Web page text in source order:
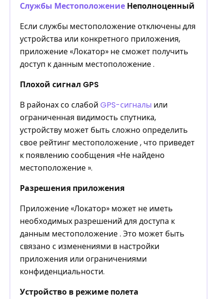
Службы Местоположение Неполноценный
Если службы местоположение отключены для
устройства или конкретного приложения,
приложение «Локатор» не сможет получить
доступ к данным местоположение .
Плохой сигнал GPS
В районах со слабой GPS-сигналы или
ограниченная видимость спутника,
устройству может быть сложно определить
свое рейтинг местоположение , что приведет
к появлению сообщения «Не найдено
местоположение ».
Разрешения приложения
Приложение «Локатор» может не иметь
необходимых разрешений для доступа к
данным местоположение . Это может быть
связано с изменениями в настройки
приложения или ограничениями
конфиденциальности.
Устройство в режиме полета